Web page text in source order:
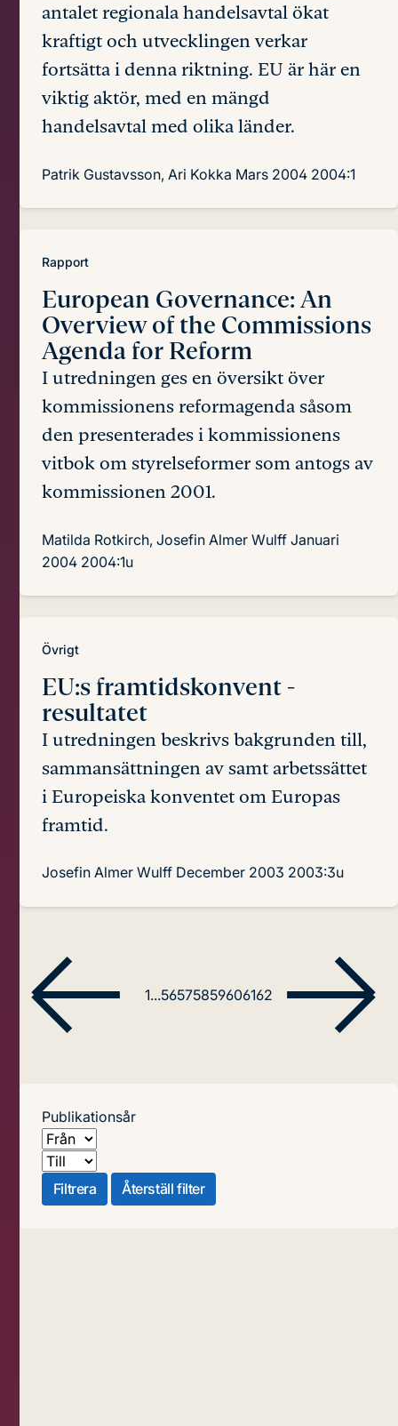
antalet regionala handelsavtal ökat
kraftigt och utvecklingen verkar
fortsätta i denna riktning. EU är här en
viktig aktör, med en mängd
handelsavtal med olika länder.
Patrik Gustavsson, Ari Kokka Mars 2004 2004:1
Rapport
European Governance: An
Overview of the Commissions
Agenda for Reform
I utredningen ges en översikt över
kommissionens reformagenda såsom
den presenterades i kommissionens
vitbok om styrelseformer som antogs av
kommissionen 2001.
Matilda Rotkirch, Josefin Almer WulffJanuari
2004 2004:1u
Övrigt
EU:s framtidskonvent -
resultatet
I utredningen beskrivs bakgrunden till,
sammansättningen av samt arbetssättet
i Europeiska konventet om Europas
framtid.
Josefin Almer Wulff December 2003 2003:3u
1...56575859606162
Publikationsår
Från
Till
Filtrera
Återställ filter